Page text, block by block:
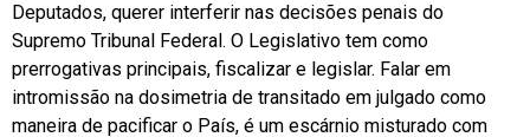
Deputados, querer interferir nas decisões penais do
Supremo Tribunal Federal. O Legislativo tem como
prerrogativas principais, fiscalizar e legislar. Falar em
intromissão na dosimetria de transitado em julgado como
maneira de pacificar o País, é um escárnio misturado com